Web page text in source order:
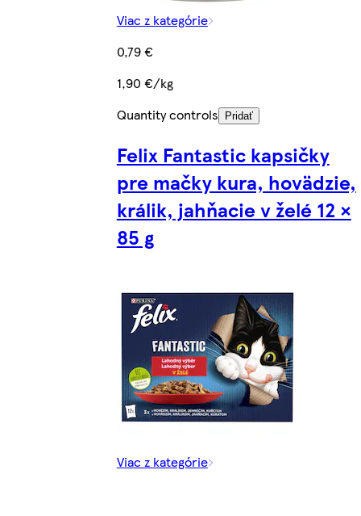
Viac z kategórie
0,79 €
1,90 €/kg
Quantity controls
Pridať
Felix Fantastic kapsičky
pre mačky kura, hovädzie,
králik, jahňacie v želé 12 ×
85 g
Viac z kategórie